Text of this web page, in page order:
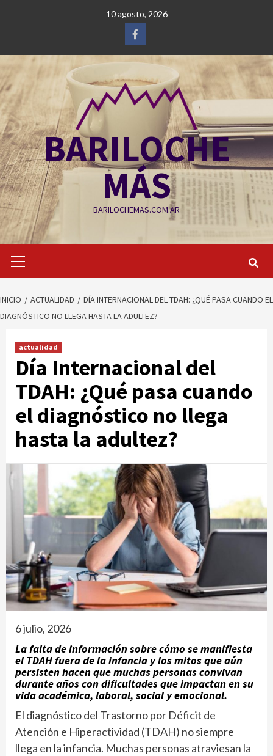
10 agosto, 2026
Facebook
BARILOCHE
MÁS
BARILOCHEMAS.COM.AR
primario
INICIO ACTUALIDAD
DÍA INTERNACIONAL DEL TDAH: ¿QUÉ PASA CUANDO EL
DIAGNÓSTICO NO LLEGA HASTA LA ADULTEZ?
actualidad
Día Internacional del
TDAH: ¿Qué pasa cuando
el diagnóstico no llega
hasta la adultez?
6 julio, 2026
La falta de información sobre cómo se manifiesta
el TDAH fuera de la infancia y los mitos que aún
persisten hacen que muchas personas convivan
durante años con dificultades que impactan en su
vida académica, laboral, social y emocional.
El diagnóstico del Trastorno por Déficit de
Atención e Hiperactividad (TDAH) no siempre
llega en la infancia. Muchas personas atraviesan la